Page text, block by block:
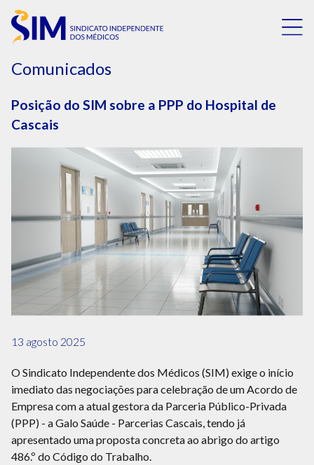
Comunicados
Posição do SIM sobre a PPP do Hospital de
Cascais
13 agosto 2025
O Sindicato Independente dos Médicos (SIM) exige o início
imediato das negociações para celebração de um Acordo de
Empresa com a atual gestora da Parceria Público-Privada
(PPP) - a Galo Saúde - Parcerias Cascais, tendo já
apresentado uma proposta concreta ao abrigo do artigo
486.º do Código do Trabalho.